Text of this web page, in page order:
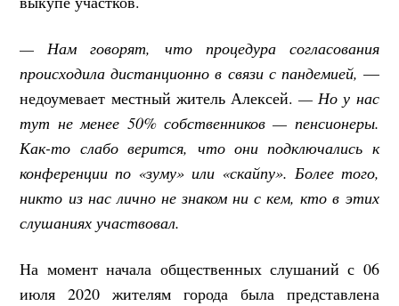
— Нам говорят, что процедура согласования
происходила дистанционно в связи с пандемией, —
недоумевает местный житель Алексей.— Но у нас
тут не менее 50% собственников — пенсионеры.
Как-то слабо верится, что они подключались к
конференции по «зуму» или «скайпу». Более того,
никто из нас лично не знаком ни с кем, кто в этих
слушаниях участвовал.
На момент начала общественных слушаний с 06
июля 2020 жителям города была представлена